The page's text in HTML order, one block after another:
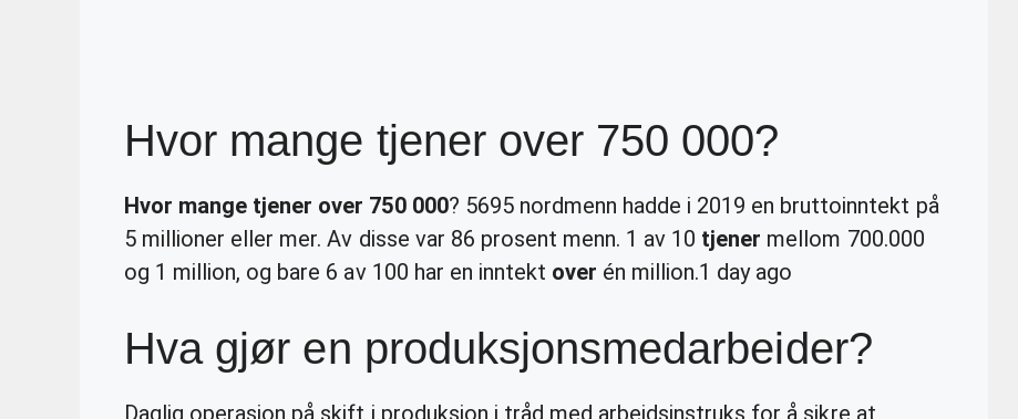
Hvor mange tjener over 750 000?
Hvor mange tjener over 750 000? 5695 nordmenn hadde i 2019 en bruttoinntekt på
5 millioner eller mer. Av disse var 86 prosent menn. 1 av 10 tjener mellom 700.000
og 1 million, og bare 6 av 100 har en inntekt over én million.1 day ago
Hva gjør en produksjonsmedarbeider?
Daglig operasjon på skift i produksjon i tråd med arbeidsinstruks for å sikre at